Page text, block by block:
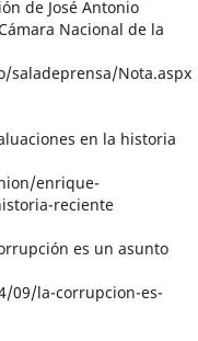
de José Antonio
Nacional de la
saladeprensa/Nota.aspx
en la historia
enrique-
reciente
es un asunto
09/la-corrupcion-es-